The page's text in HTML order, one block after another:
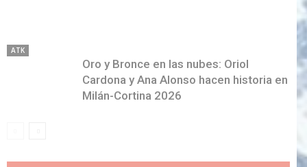
ATK
Oro y Bronce en las nubes: Oriol
Cardona y Ana Alonso hacen historia en
Milán-Cortina 2026